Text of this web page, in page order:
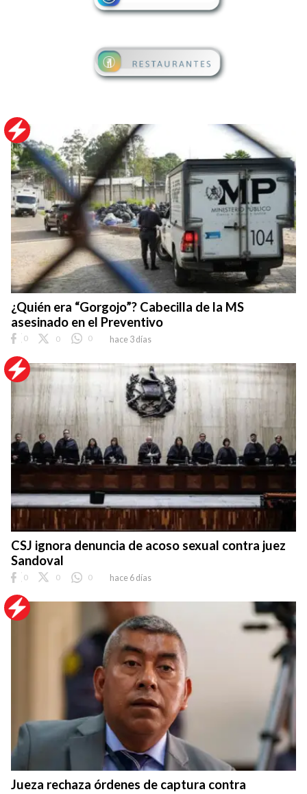
¿Quién era “Gorgojo”? Cabecilla de la MS
asesinado en el Preventivo
0 0 0 hace 3 días
CSJ ignora denuncia de acoso sexual contra juez
Sandoval
0 0 0 hace 6 días
Jueza rechaza órdenes de captura contra